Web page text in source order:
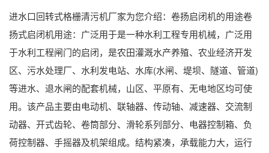
进水口回转式格栅清污机厂家为您介绍：卷扬启闭机的用途卷
扬式启闭机用途：广泛用于是一种水利工程专用机械，广泛用
于水利工程闸门的启闭，是农田灌溉水产养殖、农业经济开发
区、污水处理厂、水利发电站、水库(水闸、堤坝、隧道、管道)
等进水、退水闸的配套机械，山区、平原有、无电地区均可使
用。该产品主要由电动机、联轴器、传动轴、减速器、交流制
动器、开式齿轮、卷筒部分、滑轮系列部分、电器控制箱、负
荷控制器、手摇器及机架组成。结构紧凑，承载能力大，运行